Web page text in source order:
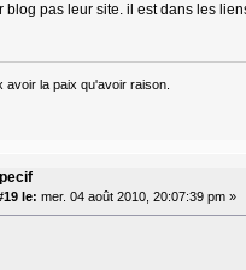
blog pas leur site. il est dans les
avoir la paix qu'avoir raison.
le: mer. 04 août 2010, 20:07:39 pm »